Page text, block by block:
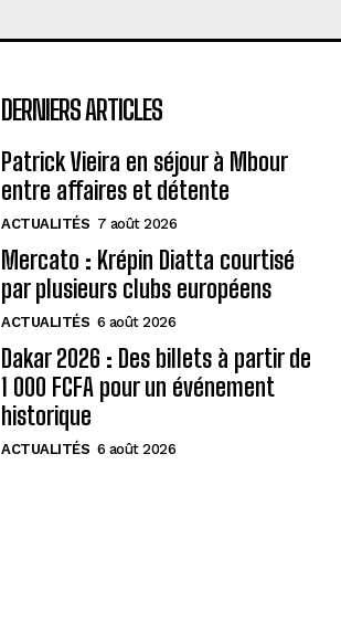
DERNIERS ARTICLES
Patrick Vieira en séjour à Mbour
entre affaires et détente
ACTUALITÉS 7 août 2026
Mercato : Krépin Diatta courtisé
par plusieurs clubs européens
ACTUALITÉS 6 août 2026
Dakar 2026 : Des billets à partir de
1 000 FCFA pour un événement
historique
ACTUALITÉS 6 août 2026